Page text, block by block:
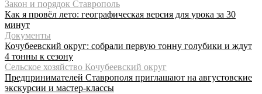
Закон и порядок Ставрополь
Как я провёл лето: географическая версия для урока за 30
минут
Документы
Кочубеевский округ: собрали первую тонну голубики и ждут
4 тонны к сезону
Сельское хозяйство Кочубеевский округ
Предпринимателей Ставрополя приглашают на августовские
экскурсии и мастер-классы